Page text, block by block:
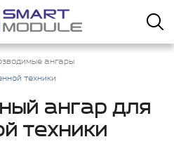
ангары
техники
ангар для
техники